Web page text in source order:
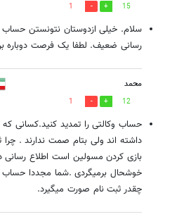
15
1
سلام. خیلی ازدوستان نتونستن حساب
رسانی ضعیف. لطفا یک فرصت دوباره
محمد
12
1
حساب وکالتی را تمدید کنید.کسانی که
داشته اند ولی بتام صمت ندارند .
بازی کردن مسولین است اطلاع رسانی
خوشحال برمیگردی .شما مجددا حساب
چقدر ثبت نام صورت میگیرد.